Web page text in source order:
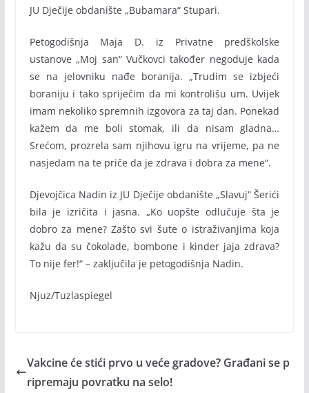
JU Dječije obdanište „Bubamara“ Stupari.
Petogodišnja Maja D. iz Privatne predškolske
ustanove „Moj san“ Vučkovci također negoduje kada
se na jelovniku nađe boranija. „Trudim se izbjeći
boraniju i tako spriječim da mi kontrolišu um. Uvijek
imam nekoliko spremnih izgovora za taj dan. Ponekad
kažem da me boli stomak, ili da nisam gladna…
Srećom, prozrela sam njihovu igru na vrijeme, pa ne
nasjedam na te priče da je zdrava i dobra za mene“.
Djevojčica Nadin iz JU Dječije obdanište „Slavuj“ Šerići
bila je izričita i jasna. „Ko uopšte odlučuje šta je
dobro za mene? Zašto svi šute o istraživanjima koja
kažu da su čokolade, bombone i kinder jaja zdrava?
To nije fer!“ – zaključila je petogodišnja Nadin.
Njuz/Tuzlaspiegel
Vakcine će stići prvo u veće gradove? Građani se p
ripremaju povratku na selo!